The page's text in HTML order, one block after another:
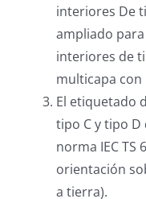
interiores De
ampliado
interiores de
multicapa
El etiquetado
tipo C y tipo
norma IEC TS
orientación
a tierra).